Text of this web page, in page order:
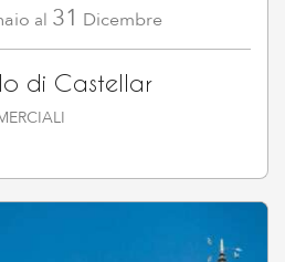
al 31 Dicembre
di Castellar